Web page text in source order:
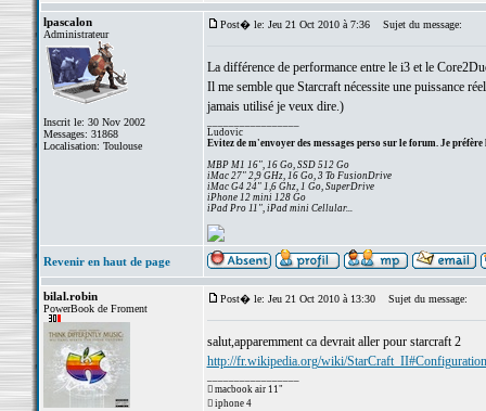
lpascalon
Administrateur
Inscrit le: 30 Nov 2002
Messages: 31868
Localisation: Toulouse
Post� le: Jeu 21 Oct 2010 à 7:36 Sujet du message:
La différence de performance entre le i3 et le
Il me semble que Starcraft nécessite une puissance
jamais utilisé je veux dire.)
Ludovic
Evitez de m'envoyer des messages perso sur le forum. Je préfère
MBP M1 16", 16 Go, SSD 512 Go
iMac 27" 2,9 GHz, 16 Go, 3 To FusionDrive
iMac G4 24" 1,6 Ghz, 1 Go, SuperDrive
iPhone 12 mini 128 Go
iPad Pro 11", iPad mini Cellular...
Revenir en haut de page
bilal.robin
PowerBook de Froment
Post� le: Jeu 21 Oct 2010 à 13:30 Sujet du message:
salut,apparemment ca devrait aller pour starcraft 2
http://fr.wikipedia.org/wiki/
 macbook air 11"
 iphone 4